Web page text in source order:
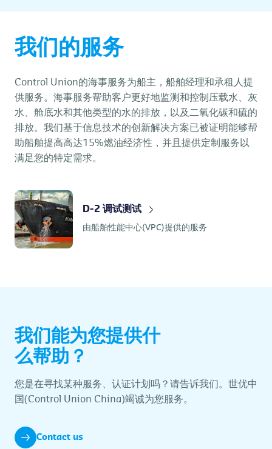
我们的服务
Control Union的海事服务为船主，船舶经理和承租人提
供服务。海事服务帮助客户更好地监测和控制压载水、灰
水、舱底水和其他类型的水的排放，以及二氧化碳和硫的
排放。我们基于信息技术的创新解决方案已被证明能够帮
助船舶提高高达15%燃油经济性，并且提供定制服务以
满足您的特定需求。
D-2 调试测试
由船舶性能中心(VPC)提供的服务
我们能为您提供什
么帮助？
您是在寻找某种服务、认证计划吗？请告诉我们。世优中
国(Control Union China)竭诚为您服务。
Contact us